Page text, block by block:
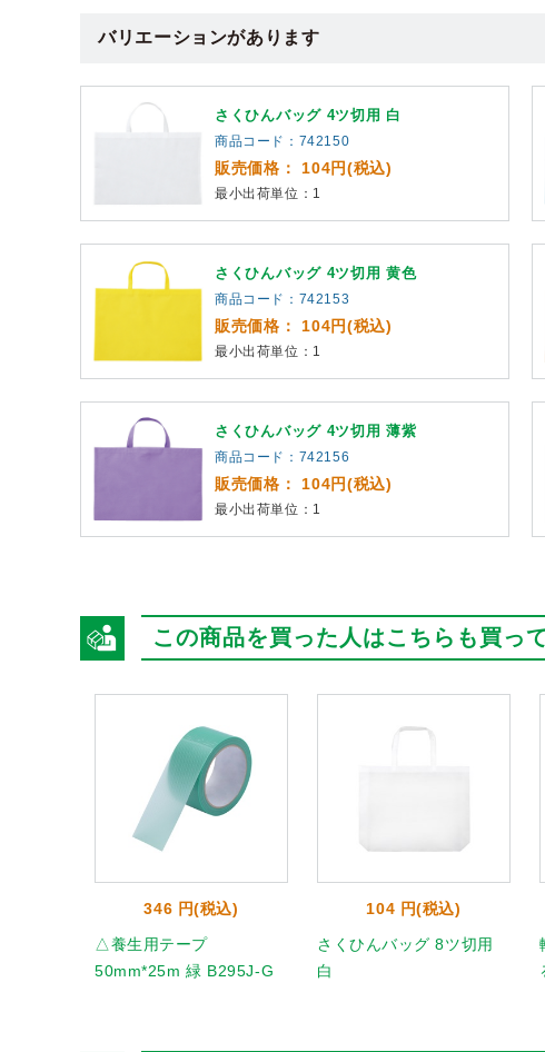
バリエーションがあります
さくひんバッグ 4ツ切用 白
商品コード：742150
販売価格： 104円(税込)
最小出荷単位：1
さくひんバッグ 4ツ切用 黄色
商品コード：742153
販売価格： 104円(税込)
最小出荷単位：1
さくひんバッグ 4ツ切用 薄紫
商品コード：742156
販売価格： 104円(税込)
最小出荷単位：1
この商品を買った人はこちらも買っ
346 円(税込)
△養生用テープ
50mm*25m 緑 B295J-G
104 円(税込)
さくひんバッグ 8ツ切用
白